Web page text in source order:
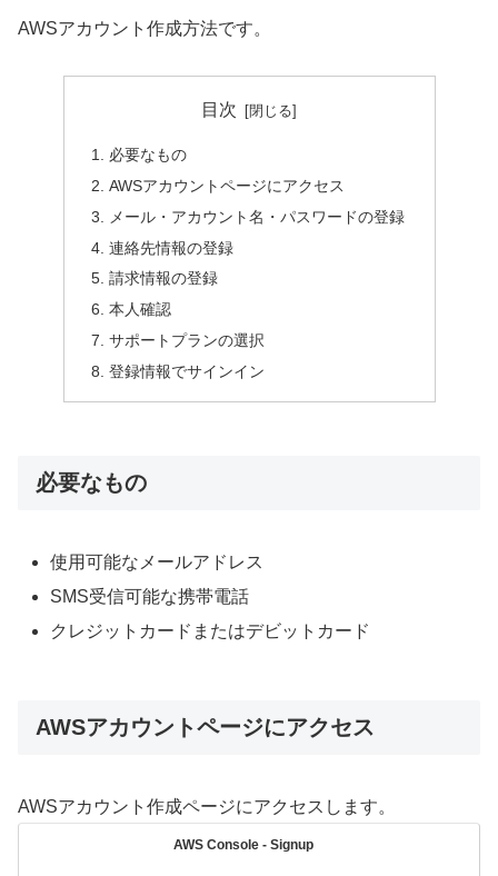
AWSアカウント作成方法です。
目次
必要なもの
AWSアカウントページにアクセス
メール・アカウント名・パスワードの登録
連絡先情報の登録
請求情報の登録
本人確認
サポートプランの選択
登録情報でサインイン
必要なもの
使用可能なメールアドレス
SMS受信可能な携帯電話
クレジットカードまたはデビットカード
AWSアカウントページにアクセス
AWSアカウント作成ページにアクセスします。
AWS Console - Signup